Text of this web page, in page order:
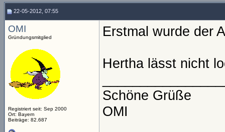
22-05-2012, 07:55
OMI
Gründungsmitglied
Registriert seit: Sep 2000
Ort: Bayern
Beiträge: 82.687
Erstmal wurde der
Hertha lässt nicht
Schöne Grüße
OMI